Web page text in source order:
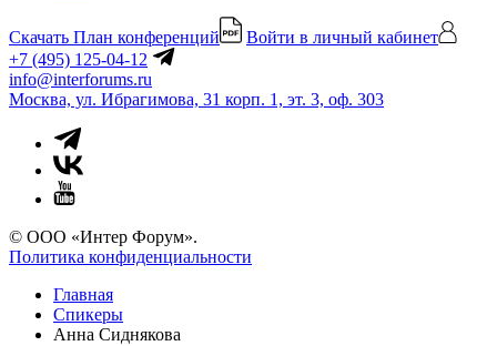
Скачать План конференций
Войти в личный кабинет
+7 (495) 125-04-12
info@interforums.ru
Москва, ул. Ибрагимова, 31 корп. 1, эт. 3, оф. 303
© ООО «Интер Форум».
Политика конфиденциальности
Главная
Спикеры
Анна Сиднякова